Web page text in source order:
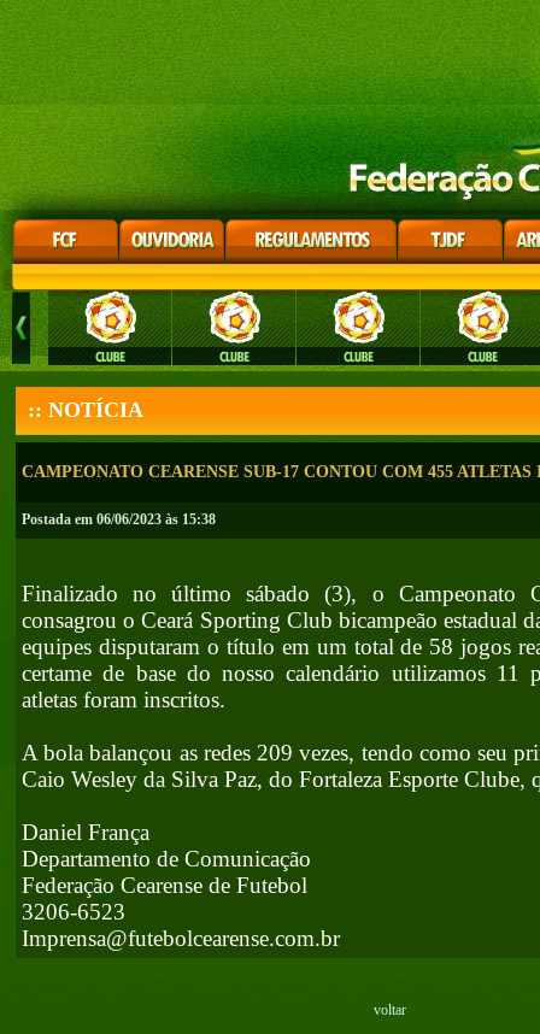
:: NOTÍCIA
CAMPEONATO CEARENSE SUB-17 CONTOU COM 455 ATLETAS
Postada em 06/06/2023 às 15:38
Finalizado no último sábado (3), o Campeonato
consagrou o Ceará Sporting Club bicampeão estadual
equipes disputaram o título em um total de 58 jogos
certame de base do nosso calendário utilizamos 11
atletas foram inscritos.
A bola balançou as redes 209 vezes, tendo como seu
Caio Wesley da Silva Paz, do Fortaleza Esporte Clube,
Daniel França
Departamento de Comunicação
Federação Cearense de Futebol
3206-6523
Imprensa@futebolcearense.com.br
voltar